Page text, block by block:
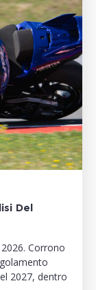
Del
Corrono
2027, dentro